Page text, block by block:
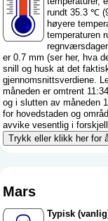
rundt 35.3 ℃
høyere
temperaturen
er 0.7 mm (ser her, hva
snill og husk at det
gjennomsnittsverdiene.
måneden er omtrent
og i slutten av måneden
for hovedstaden og
avvike vesentlig i
Trykk eller klikk her for
Mars
Typisk